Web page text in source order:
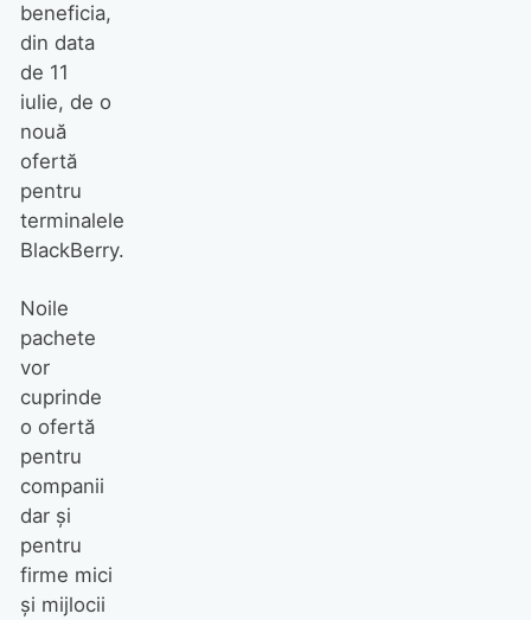
beneficia,
din data
de 11
iulie, de o
nouă
ofertă
pentru
terminalele
BlackBerry.
Noile
pachete
vor
cuprinde
o ofertă
pentru
companii
dar şi
pentru
firme mici
şi mijlocii